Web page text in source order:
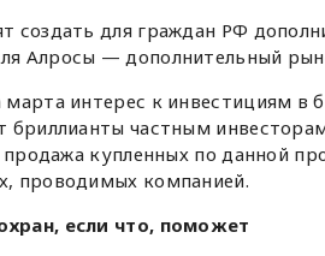
создать для граждан РФ
Алросы — дополнительный
интерес к инвестициям в
бриллианты частным
купленных по данной
проводимых компанией.
если что, поможет